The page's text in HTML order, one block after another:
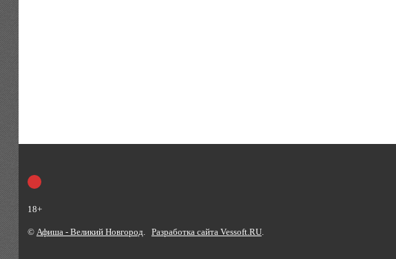
18+
© Афиша - Великий Новгород Разработка сайта Vessoft.RU.